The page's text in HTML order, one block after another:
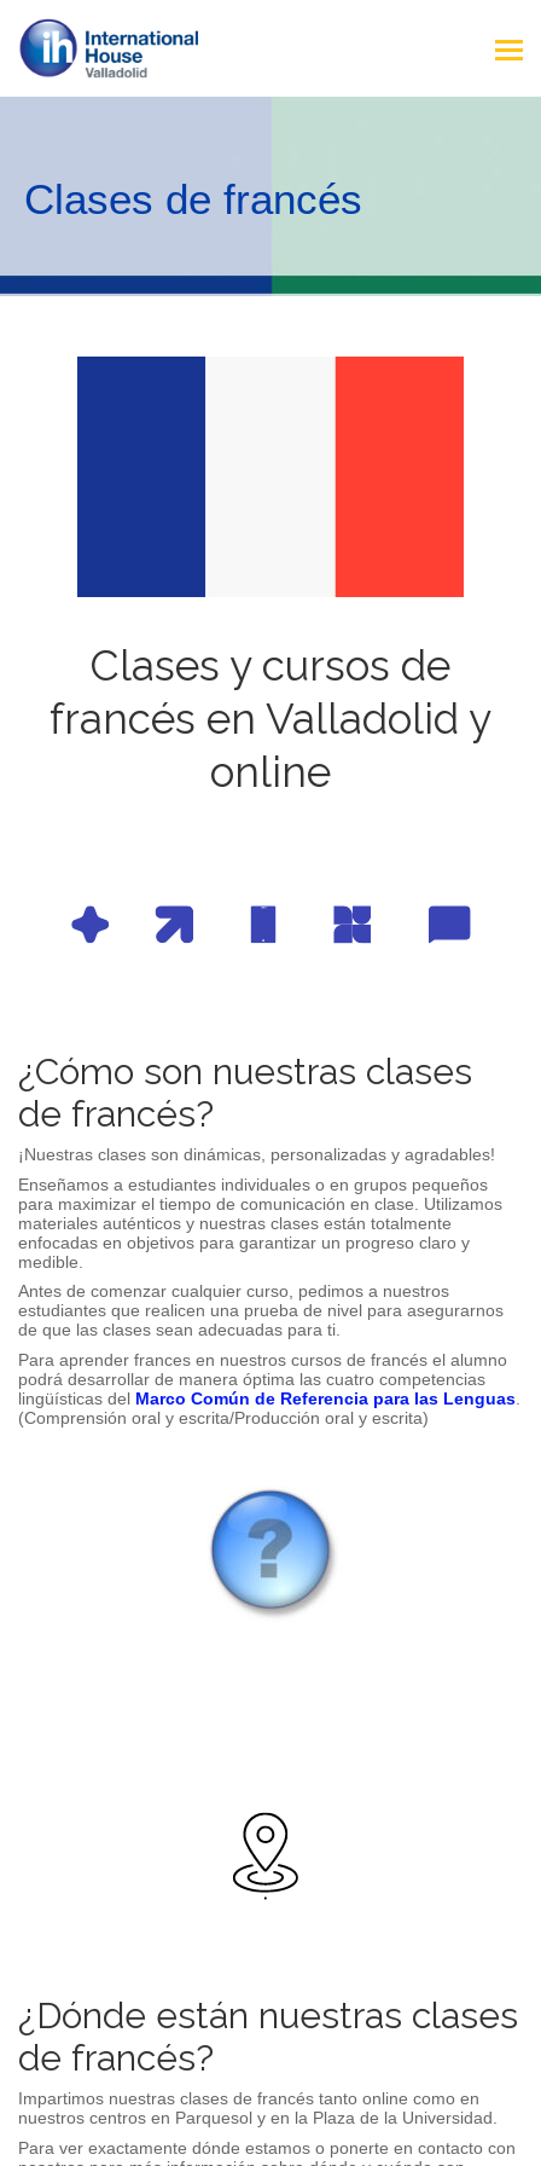
Clases de francés
Clases y cursos de
francés en Valladolid y
online
¿Cómo son nuestras clases
de francés?
¡Nuestras clases son dinámicas, personalizadas y agradables!
Enseñamos a estudiantes individuales o en grupos pequeños
para maximizar el tiempo de comunicación en clase. Utilizamos
materiales auténticos y nuestras clases están totalmente
enfocadas en objetivos para garantizar un progreso claro y
medible.
Antes de comenzar cualquier curso, pedimos a nuestros
estudiantes que realicen una prueba de nivel para asegurarnos
de que las clases sean adecuadas para ti.
Para aprender frances en nuestros cursos de francés el alumno
podrá desarrollar de manera óptima las cuatro competencias
lingüísticas del Marco Común de Referencia para las Lenguas
(Comprensión oral y escrita/Producción oral y escrita)
¿Dónde están nuestras clases
de francés?
Impartimos nuestras clases de francés tanto online como en
nuestros centros en Parquesol y en la Plaza de la Universidad.
Para ver exactamente dónde estamos o ponerte en contacto con